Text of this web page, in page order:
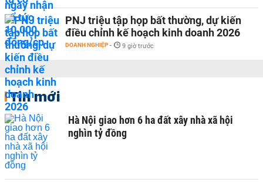
PNJ triệu tập họp bất thường, dự kiến
điều chỉnh kế hoạch kinh doanh 2026
DOANH NGHIỆP - 9 giờ trước
Tin mới
Hà Nội giao hơn 6 ha đất xây nhà xã hội
nghìn tỷ đồng